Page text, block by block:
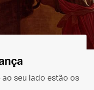
seu lado estão os